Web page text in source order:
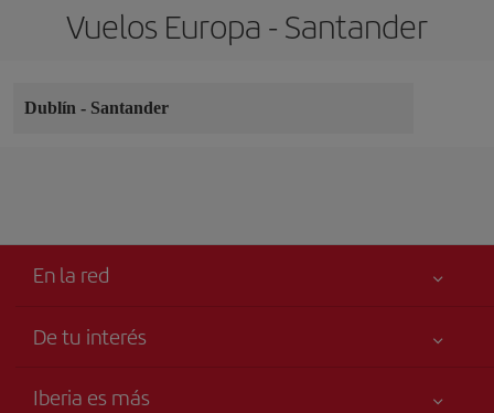
Vuelos Europa - Santander
Dublín - Santander
En la red
De tu interés
Iberia es más